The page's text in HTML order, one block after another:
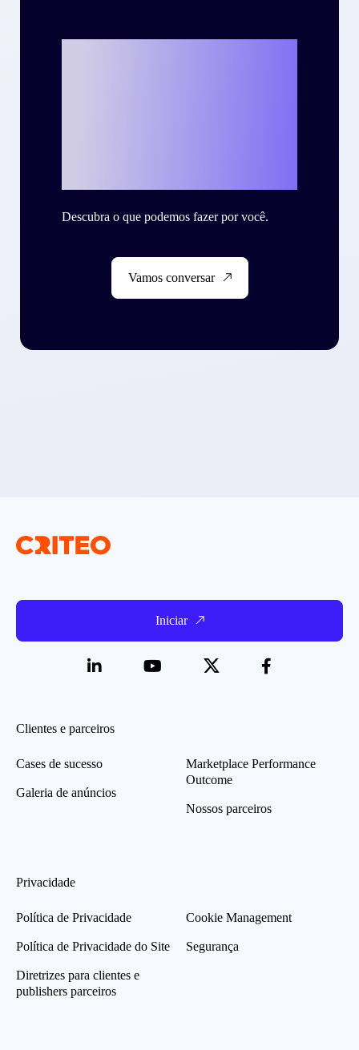
Descubra o que podemos fazer por você.
Vamos conversar
Iniciar
Clientes e parceiros
Cases de sucesso
Galeria de anúncios
Marketplace Performance
Outcome
Nossos parceiros
Privacidade
Política de Privacidade
Política de Privacidade do Site
Diretrizes para clientes e
publishers parceiros
Cookie Management
Segurança